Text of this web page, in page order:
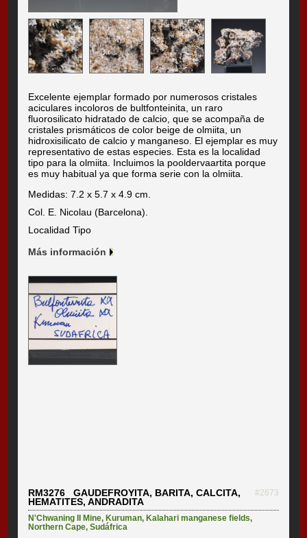
Excelente ejemplar formado por numerosos cristales
aciculares incoloros de bultfonteinita, un raro
fluorosilicato hidratado de calcio, que se acompaña de
cristales prismáticos de color beige de olmiita, un
hidroxisilicato de calcio y manganeso. El ejemplar es muy
representativo de estas especies. Esta es la localidad
tipo para la olmiita. Incluimos la pooldervaartita porque
es muy habitual ya que forma serie con la olmiita.
Medidas: 7.2 x 5.7 x 4.9 cm.
Col. E. Nicolau (Barcelona).
Localidad Tipo
Más información
RM3276 GAUDEFROYITA, BARITA, CALCITA,
HEMATITES, ANDRADITA
#2673
N'Chwaning II Mine, Kuruman, Kalahari manganese fields,
Northern Cape,Sudáfrica